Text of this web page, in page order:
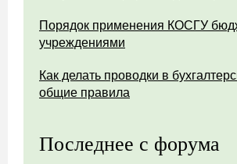
Порядок применения КОСГУ
учреждениями
Как делать проводки в
общие правила
Последнее с форума